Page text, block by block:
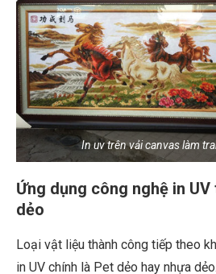
In uv trên vải canvas làm
Ứng dụng công nghệ in
dẻo
Loại vật liệu thành công tiếp theo
in UV chính là Pet dẻo hay nhựa